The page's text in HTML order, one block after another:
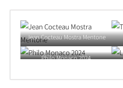
Jean Cocteau Mostra Mentone
Philo Monaco 2024